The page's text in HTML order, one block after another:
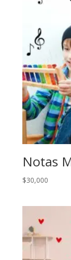
Notas
$30,000